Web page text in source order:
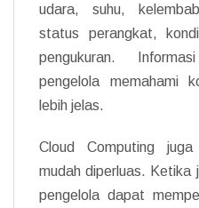
udara, suhu,
status perangkat,
pengukuran.
pengelola memahami
lebih jelas.
Cloud Computing
mudah diperluas. Ketika
pengelola dapat